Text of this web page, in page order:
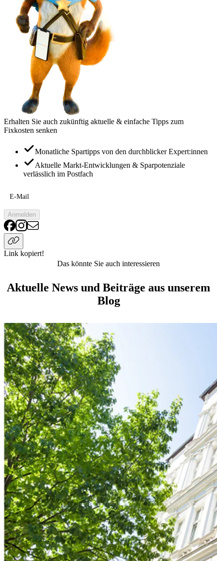
Erhalten Sie auch zukünftig aktuelle & einfache Tipps zum
Fixkosten senken
Monatliche Spartipps von den durchblicker Expert:innen
Aktuelle Markt-Entwicklungen & Sparpotenziale
verlässlich im Postfach
E-Mail
Anmelden
Link kopiert!
Das könnte Sie auch interessieren
Aktuelle News und Beiträge aus unserem
Blog